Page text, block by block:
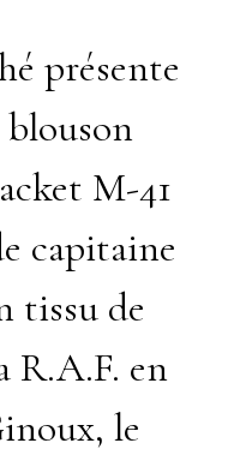
présente
M-41
capitaine
tissu de
R.A.F. en
le